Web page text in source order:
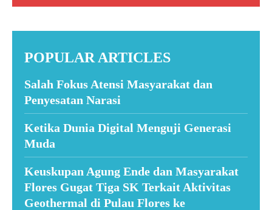
POPULAR ARTICLES
Salah Fokus Atensi Masyarakat dan
Penyesatan Narasi
Ketika Dunia Digital Menguji Generasi
Muda
Keuskupan Agung Ende dan Masyarakat
Flores Gugat Tiga SK Terkait Aktivitas
Geothermal di Pulau Flores ke